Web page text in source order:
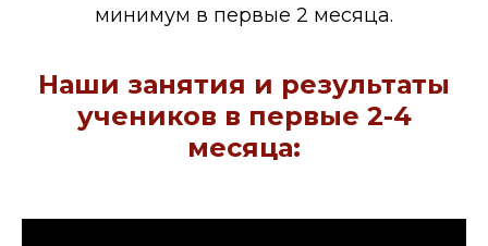
минимум в первые 2 месяца.
Наши занятия и результаты
учеников в первые 2-4
месяца: